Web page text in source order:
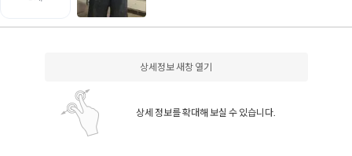
상세정보 새창 열기
상세 정보를 확대해 보실 수 있습니다.